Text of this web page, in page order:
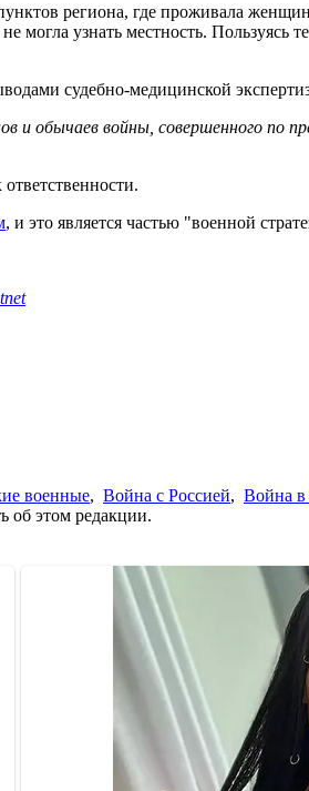
региона, где проживала
могла узнать местность. Пользуясь
судебно-медицинской
и обычаев войны, совершенного по
, и это является частью "военной
военные, Война с Россией, Война в
об этом редакции.